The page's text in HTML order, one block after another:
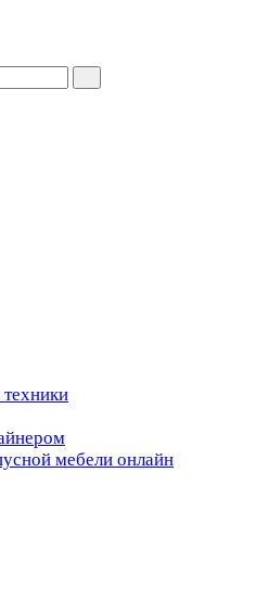
мебели онлайн